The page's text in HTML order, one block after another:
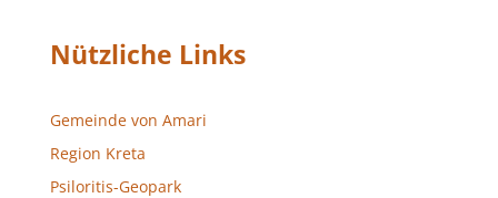
Nützliche Links
Gemeinde von Amari
Region Kreta
Psiloritis-Geopark